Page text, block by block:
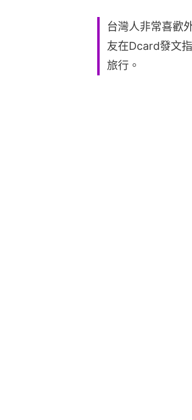
台灣人非常喜歡
友在Dcard發文
旅行。